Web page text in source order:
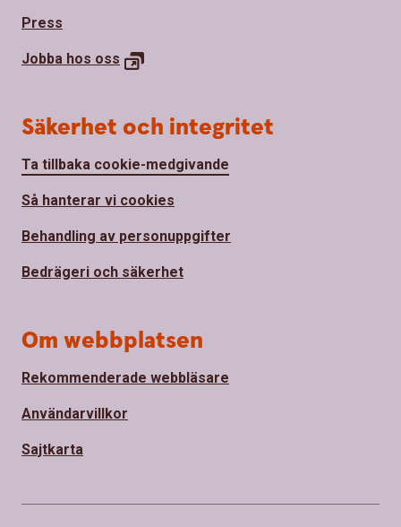
Press
Jobba hos oss
Säkerhet och integritet
Ta tillbaka cookie-medgivande
Så hanterar vi cookies
Behandling av personuppgifter
Bedrägeri och säkerhet
Om webbplatsen
Rekommenderade webbläsare
Användarvillkor
Sajtkarta